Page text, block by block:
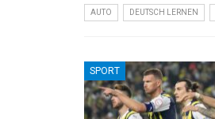
AUTO DEUTSCH LERNEN
SPORT